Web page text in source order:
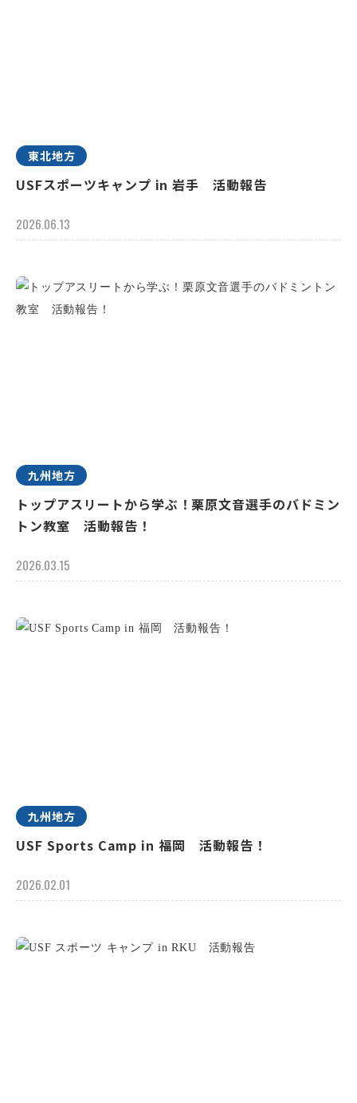
東北地方
USFスポーツキャンプ in 岩手 活動報告
2026.06.13
九州地方
トップアスリートから学ぶ！栗原文音選手のバドミン
トン教室 活動報告！
2026.03.15
九州地方
USF Sports Camp in 福岡 活動報告！
2026.02.01